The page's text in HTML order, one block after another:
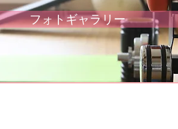
フォトギャラリー